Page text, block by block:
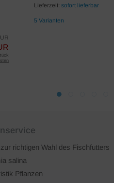
Lieferzeit: sofort lieferbar
5 Varianten
richtigen Wahl des Fischfutters
salina
Pflanzen